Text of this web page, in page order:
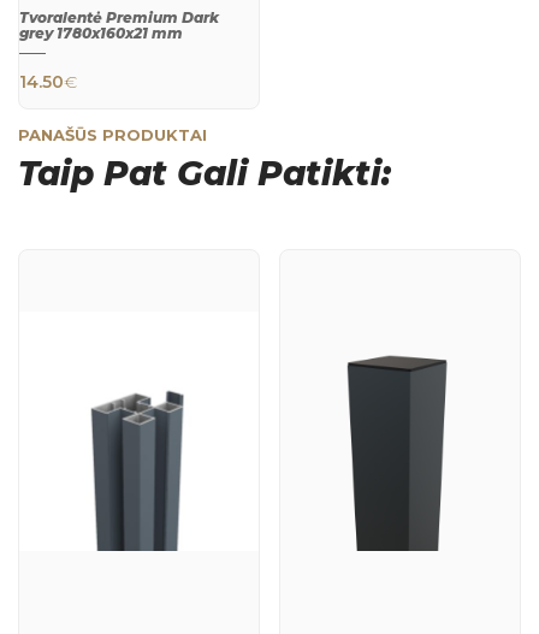
Tvoralentė Premium Dark
grey 1780x160x21 mm
14.50€
PANAŠŪS PRODUKTAI
Taip Pat Gali Patikti: